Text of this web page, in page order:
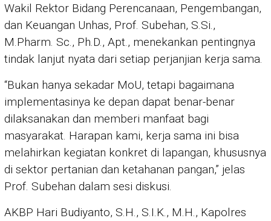
Wakil Rektor Bidang Perencanaan, Pengembangan,
dan Keuangan Unhas, Prof. Subehan, S.Si.,
M.Pharm. Sc., Ph.D., Apt., menekankan pentingnya
tindak lanjut nyata dari setiap perjanjian kerja sama.
“Bukan hanya sekadar MoU, tetapi bagaimana
implementasinya ke depan dapat benar-benar
dilaksanakan dan memberi manfaat bagi
masyarakat. Harapan kami, kerja sama ini bisa
melahirkan kegiatan konkret di lapangan, khususnya
di sektor pertanian dan ketahanan pangan,” jelas
Prof. Subehan dalam sesi diskusi.
AKBP Hari Budiyanto, S.H., S.I.K., M.H., Kapolres